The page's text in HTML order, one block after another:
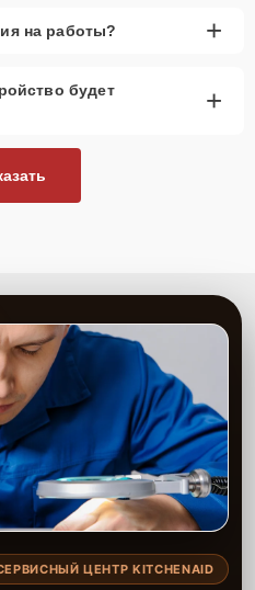
на работы? +
будет
+
ЦЕНТР KITCHENAID